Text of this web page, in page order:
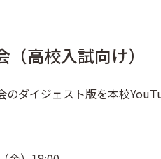
高校入試向け）
ダイジェスト版を本校